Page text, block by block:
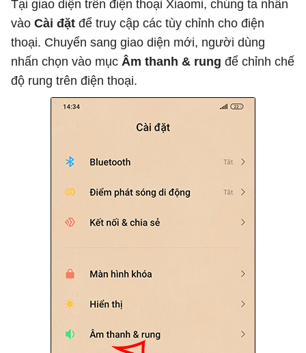
Tại giao diện trên điện thoại Xiaomi, chúng ta nhấn
vào Cài đặt để truy cập các tùy chỉnh cho điện
thoại. Chuyển sang giao diện mới, người dùng
nhấn chọn vào mục Âm thanh & rung để chỉnh chế
độ rung trên điện thoại.